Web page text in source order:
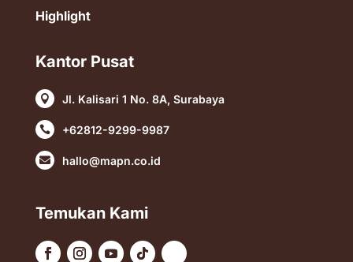
Highlight
Kantor Pusat
 Jl. Kalisari 1 No. 8A, Surabaya
 +62812-9299-9987
 hallo@mapn.co.id
Temukan Kami